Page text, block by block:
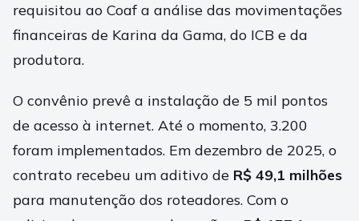
requisitou ao Coaf a análise das movimentações
financeiras de Karina da Gama, do ICB e da
produtora.
O convênio prevê a instalação de 5 mil pontos
de acesso à internet. Até o momento, 3.200
foram implementados. Em dezembro de 2025, o
contrato recebeu um aditivo de R$ 49,1 milhões
para manutenção dos roteadores. Com o